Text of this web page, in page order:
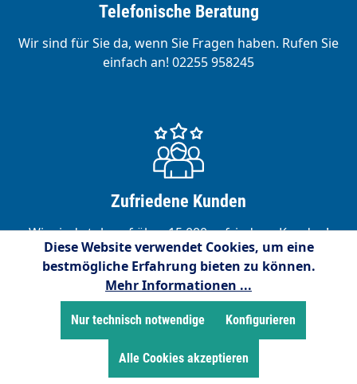
Telefonische Beratung
Wir sind für Sie da, wenn Sie Fragen haben. Rufen Sie
einfach an! 02255 958245
Zufriedene Kunden
Wir sind stolz auf über 15.000 zufriedene Kunden!
Kostenlose telefonische Unterstützung und Beratung
Diese Website verwendet Cookies, um eine
bestmögliche Erfahrung bieten zu können.
Mehr Informationen ...
Nur technisch notwendige Konfigurieren
Alle Cookies akzeptieren